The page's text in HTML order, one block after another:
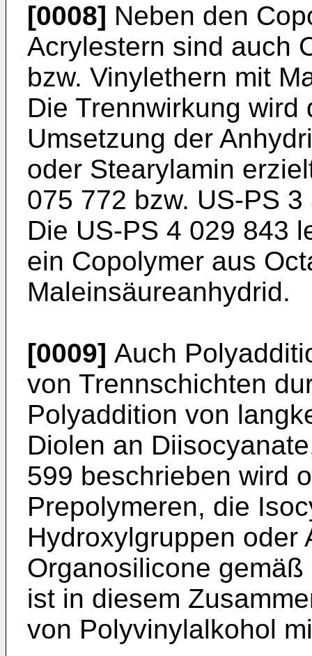
[0008] Neben den
Acrylestern sind auch
bzw. Vinylethern mit
Die Trennwirkung
Umsetzung der
oder Stearylamin
075 772 bzw. US-PS
Die US-PS 4 029 843
ein Copolymer aus
Maleinsäureanhydrid.
[0009] Auch
von Trennschichten
Polyaddition von
Diolen an
599 beschrieben wird
Prepolymeren, die
Hydroxylgruppen oder
Organosilicone
ist in diesem
von Polyvinylalkohol